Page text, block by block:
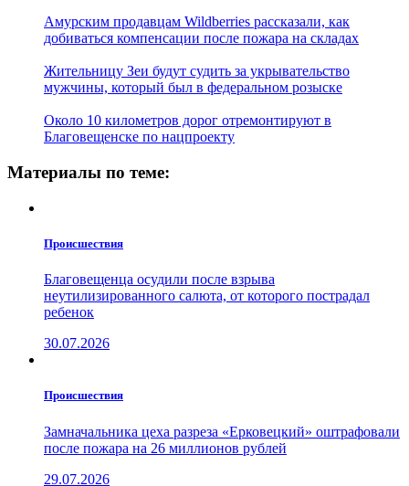
Амурским продавцам Wildberries рассказали, как
добиваться компенсации после пожара на складах
Жительницу Зеи будут судить за укрывательство
мужчины, который был в федеральном розыске
Около 10 километров дорог отремонтируют в
Благовещенске по нацпроекту
Материалы по теме:
Проиcшествия
Благовещенца осудили после взрыва
неутилизированного салюта, от которого пострадал
ребенок
30.07.2026
Проиcшествия
Замначальника цеха разреза «Ерковецкий» оштрафовали
после пожара на 26 миллионов рублей
29.07.2026